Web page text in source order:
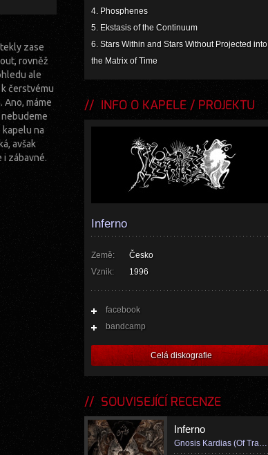
zase
rovněž
ale
čerstvému
Ano, máme
na
avšak
zábavné.
4. Phosphenes
5. Ekstasis of the Continuum
6. Stars Within and Stars Without Projected into
the Matrix of Time
INFO O KAPELE / PROJEKTU
Inferno
Země:
Česko
Vznik:
1996
facebook
bandcamp
Celá diskografie
SOUVISEJÍCÍ RECENZE
Inferno
Gnosis Kardias (Of Transcension and Involution)